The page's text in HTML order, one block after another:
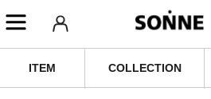
ITEM COLLECTION